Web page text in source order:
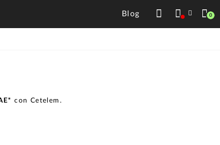
Blog 0
con Cetelem.